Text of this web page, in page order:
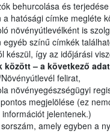
behurcolása és
hatósági címke megléte
növényútlevélként is
színű címkék
készül, így az időjárási
között – a következő
felirat,
növényegészségügyi
megjelölése (ez
jelentenek.)
amely egyben a